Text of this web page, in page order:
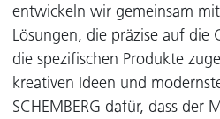
entwickeln wir gemeinsam
Lösungen, die präzise auf die
die spezifischen Produkte
kreativen Ideen und
SCHEMBERG dafür, dass